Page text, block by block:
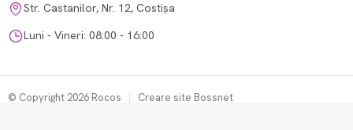
Str. Castanilor, Nr. 12, Costișa
Luni - Vineri: 08:00 - 16:00
© Copyright 2026 Rocos | Creare site Bossnet